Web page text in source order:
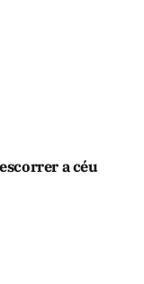
a céu